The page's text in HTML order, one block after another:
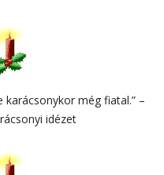
karácsonykor még fiatal.” –
idézet